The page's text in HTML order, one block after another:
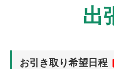
出
お引き取り希望日程